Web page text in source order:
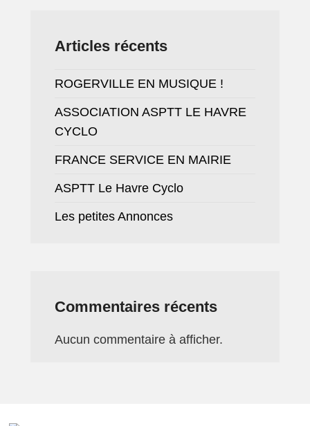
Articles récents
ROGERVILLE EN MUSIQUE !
ASSOCIATION ASPTT LE HAVRE
CYCLO
FRANCE SERVICE EN MAIRIE
ASPTT Le Havre Cyclo
Les petites Annonces
Commentaires récents
Aucun commentaire à afficher.